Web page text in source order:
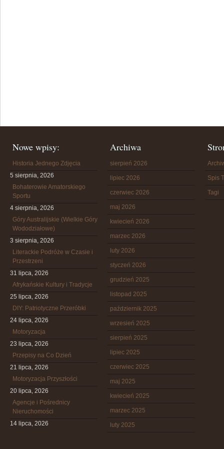
Nowe wpisy:
Historia Jednego Zdjęcia
5 sierpnia, 2026
Bohaterowie Amatorskiego
Sportu
4 sierpnia, 2026
Góry Australijskie (Wielkie Góry
Wododziałowe)
3 sierpnia, 2026
Literackie Podróże w Czasie i
Przestrzeni
31 lipca, 2026
Afrykańskie Kultury i Tradycje
25 lipca, 2026
DIY: Patriotyczne Przeróbki
24 lipca, 2026
Motoryzacja
23 lipca, 2026
Przepisy na Co Dzień
21 lipca, 2026
Motoryzacja Przyszłości
20 lipca, 2026
Agencje i Pośrednicy
Nieruchomości
14 lipca, 2026
Archiwa
sierpień 2026
lipiec 2026
czerwiec 2026
maj 2026
kwiecień 2026
marzec 2026
luty 2026
styczeń 2026
grudzień 2025
listopad 2025
październik 2025
wrzesień 2025
sierpień 2025
lipiec 2025
czerwiec 2025
maj 2025
kwiecień 2025
marzec 2025
luty 2025
Spis
Tagi